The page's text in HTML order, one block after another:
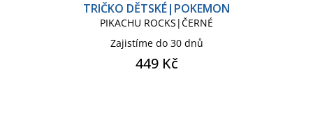
TRIČKO DĚTSKÉ|POKEMON
PIKACHU ROCKS|ČERNÉ
Zajistíme do 30 dnů
449 Kč